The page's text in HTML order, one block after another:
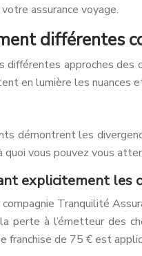
assurance voyage.
différentes
approches des
en lumière les nuances
démontrent les
quoi vous pouvez vous
explicitement les
Tranquilité
perte à l’émetteur des
franchise de 75 € est